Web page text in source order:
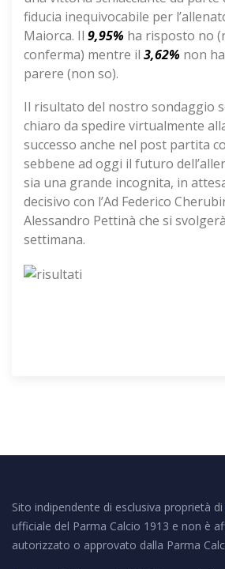
fiducia inequivocabile per
Maiorca. Il 9,95% ha risposto no
conferma) mentre il 3,62% non
parere (non so).
Il risultato del nostro sondaggio
chiaro da spedire virtualmente
successo anche nel post partita
sebbene ad oggi il futuro
sia una grande incognita, in
decisivo con l’Ad Federico
Alessandro Pettinà che si
settimana.
Sito indipendente di esclusiva proprietà di
ufficiale del Parma Calcio 1913 e non è
autorizzato o approvato dalla Parma